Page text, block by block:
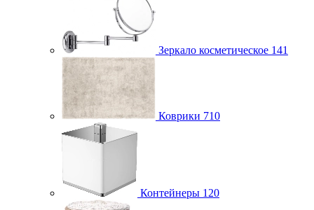
Зеркало косметическое 141
Коврики 710
Контейнеры 120